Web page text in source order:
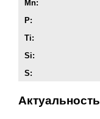
Актуальность
Mn:
P:
Ti:
Si:
S: